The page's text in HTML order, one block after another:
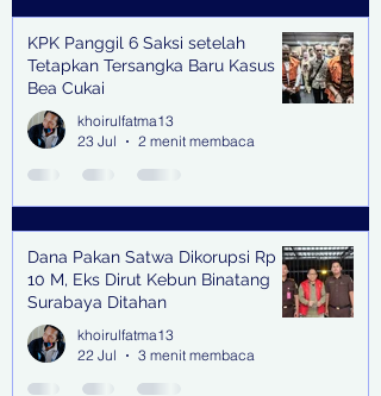
KPK Panggil 6 Saksi setelah
Tetapkan Tersangka Baru Kasus
Bea Cukai
khoirulfatma13
23 Jul
2 menit membaca
Dana Pakan Satwa Dikorupsi Rp
10 M, Eks Dirut Kebun Binatang
Surabaya Ditahan
khoirulfatma13
22 Jul
3 menit membaca